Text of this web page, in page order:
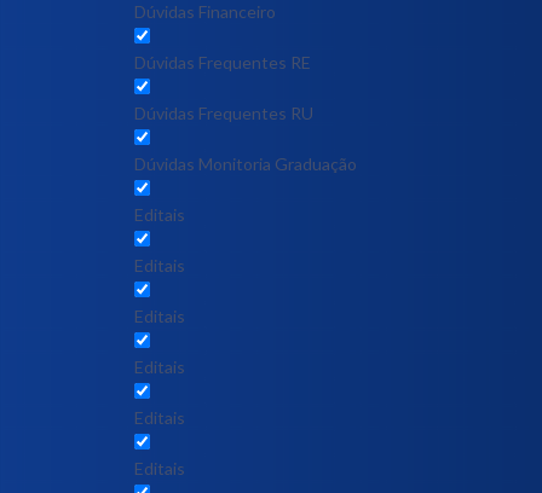
Dúvidas Financeiro
Dúvidas Frequentes RE
Dúvidas Frequentes RU
Dúvidas Monitoria Graduação
Editais
Editais
Editais
Editais
Editais
Editais